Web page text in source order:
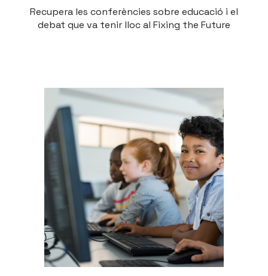
Recupera les conferències sobre educació i el
debat que va tenir lloc al Fixing the Future